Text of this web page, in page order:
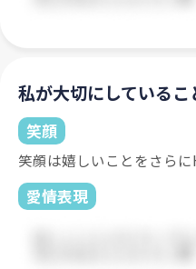
私が大切にしているこ
笑顔
笑顔は嬉しいことをさらに
愛情表現